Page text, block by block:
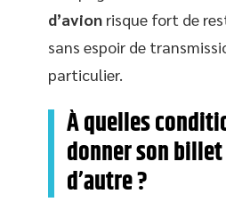
d’avion risque fort de
sans espoir de
particulier.
À quelles
donner son billet
d’autre ?